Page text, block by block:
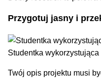
Przygotuj jasny i
Studentka wykorzystująca
Twój opis projektu musi